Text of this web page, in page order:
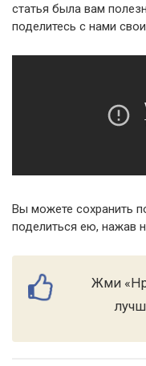
статья была вам
поделитесь с нами
Вы можете сохранить
поделиться ею, нажав
Жми